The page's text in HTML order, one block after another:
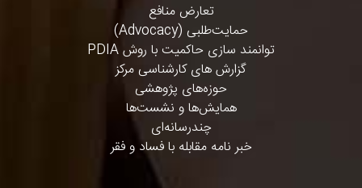
تعارض منافع
حمایت‌طلبی (Advocacy)
توانمند سازی حاکمیت با روش PDIA
گزارش های کارشناسی مرکز
حوزه‌های پژوهشی
همایش‌ها و نشست‌ها
چندرسانه‌ای
خبر نامه مقابله با فساد و فقر